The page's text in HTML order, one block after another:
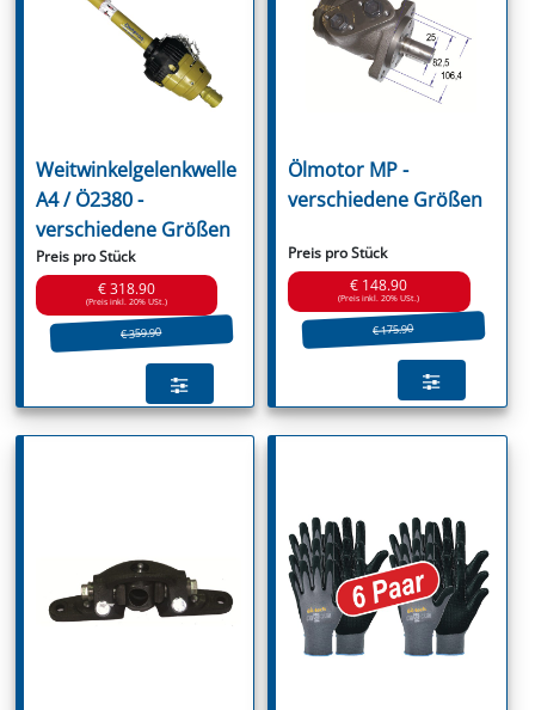
Weitwinkelgelenkwelle
A4 / Ö2380 -
verschiedene Größen
Preis pro Stück
€ 318.90
(Preis inkl. 20% USt.)
€ 359.90
Ölmotor MP -
verschiedene Größen
Preis pro Stück
€ 148.90
(Preis inkl. 20% USt.)
€ 175.90